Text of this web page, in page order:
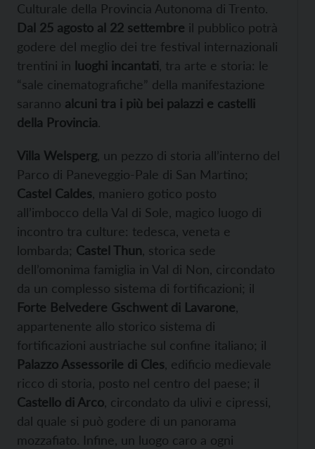
Culturale della Provincia Autonoma di Trento.
Dal 25 agosto al 22 settembre il pubblico potrà
godere del meglio dei tre festival internazionali
trentini in luoghi incantati , tra arte e storia: le
“sale cinematografiche” della manifestazione
saranno alcuni tra i più bei palazzi e castelli
della Provincia.
Villa Welsperg , un pezzo di storia all’interno del
Parco di Paneveggio-Pale di San Martino;
Castel Caldes , maniero gotico posto
all’imbocco della Val di Sole, magico luogo di
incontro tra culture: tedesca, veneta e
lombarda; Castel Thun , storica sede
dell’omonima famiglia in Val di Non, circondato
da un complesso sistema di fortificazioni; il
Forte Belvedere Gschwent di Lavarone
appartenente allo storico sistema di
fortificazioni austriache sul confine italiano; il
Palazzo Assessorile di Cles , edificio medievale
ricco di storia, posto nel centro del paese; il
Castello di Arco , circondato da ulivi e cipressi,
dal quale si può godere di un panorama
mozzafiato. Infine, un luogo caro a ogni